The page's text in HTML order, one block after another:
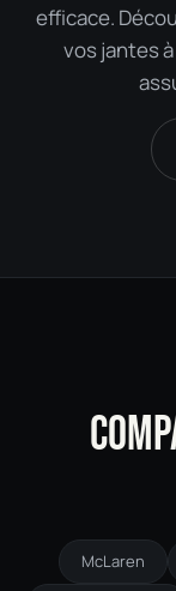
efficace.
vos jantes
McLaren